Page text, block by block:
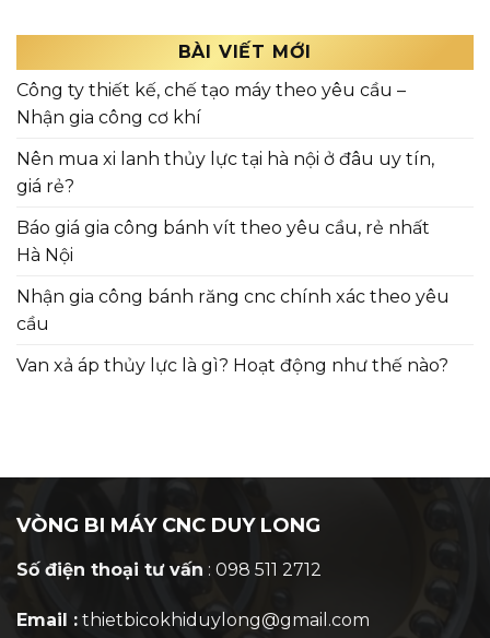
BÀI VIẾT MỚI
Công ty thiết kế, chế tạo máy theo yêu cầu –
Nhận gia công cơ khí
Nên mua xi lanh thủy lực tại hà nội ở đâu uy tín,
giá rẻ?
Báo giá gia công bánh vít theo yêu cầu, rẻ nhất
Hà Nội
Nhận gia công bánh răng cnc chính xác theo yêu
cầu
Van xả áp thủy lực là gì? Hoạt động như thế nào?
VÒNG BI MÁY CNC DUY LONG
Số điện thoại tư vấn : 098 511 2712
Email : thietbicokhiduylong@gmail.com